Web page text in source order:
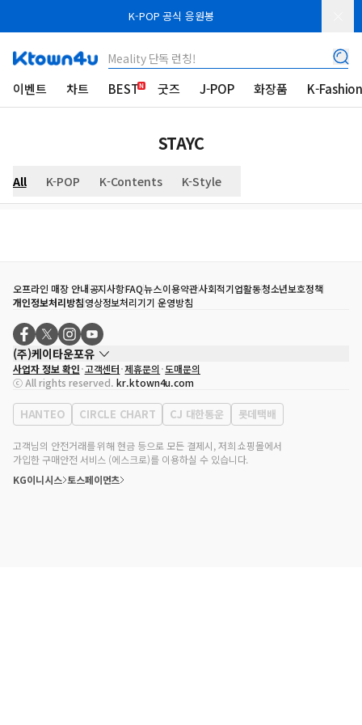
K-POP 공식 응원봉
Meality 단독 런칭!
이벤트 차트 BEST 굿즈 J-POP 화장품 K-
STAYC
All K-POP K-Contents K-Style
오프라인 매장 안내공지사항FAQ뉴스이용약관사회적기업활동청소년보호정책
개인정보처리방침영상정보처리기기 운영방침
(주)케이타운포유
대표자
송효민
사업자등록번호
120-87-71116
통신판매업 신고번호 제2011-서울강남-02223
대표전화
02-552-9855
사업자 정보 확인 고객센터 제휴문의 도매문의
ⓒ All rights reserved. kr.ktown4u.com
HANTEO CIRCLE CHART CJ 대한통운 롯데택배
고객님의 안전거래를 위해 현금 등으로 모든 결제시, 저희 쇼핑몰에서
가입한 구매안전 서비스 (에스크로)를 이용하실 수 있습니다.
KG이니시스 토스페이먼츠